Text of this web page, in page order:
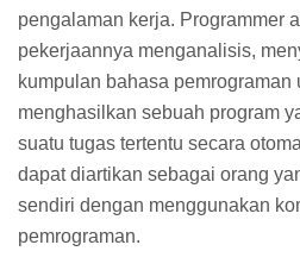
pengalaman kerja. Programmer
pekerjaannya menganalisis,
kumpulan bahasa pemrograman
menghasilkan sebuah program
suatu tugas tertentu secara
dapat diartikan sebagai orang
sendiri dengan menggunakan
pemrograman.